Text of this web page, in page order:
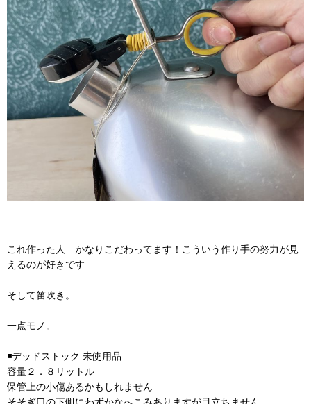
これ作った人 かなりこだわってます！こういう作り手の努力が見
えるのが好きです
そして笛吹き。
一点モノ。
◾️デッドストック 未使用品
容量２．８リットル
保管上の小傷あるかもしれません
そそぎ口の下側にわずかなへこみありますが目立ちません